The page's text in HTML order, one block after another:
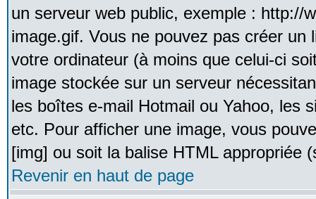
un serveur web public, exemple : http://
image.gif. Vous ne pouvez pas créer un
votre ordinateur (à moins que celui-ci
image stockée sur un serveur
les boîtes e-mail Hotmail ou Yahoo, les
etc. Pour afficher une image, vous
[img] ou soit la balise HTML appropriée
Revenir en haut de page